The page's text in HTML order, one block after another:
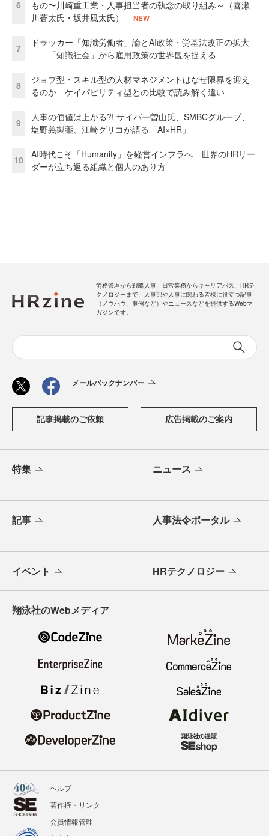
6
もの〜川崎重工業・人事担当者の執念の取り組み～（喜瀬
川蒼太氏・坂井風太氏）
NEW
7
ドラッカー「知識労働者」論とAI政策・労基法改正の拡大
——「知識社会」から雇用政策の世界観を捉える
8
ジョブ型・スキル型の人材マネジメントはなぜ限界を迎え
るのか ケイパビリティ型との比較で読み解く違い
9
人事の価値は上がる?! サイバー曽山氏、SMBCグループ、
塩野義製薬、江崎グリコが語る「AI×HR」
10
AI時代こそ「Humanity」を経営インフラへ 世界のHRリー
ダーが立ち返る組織と個人のあり方
労務管理から戦略人事、日常業務からキャリアパス、HRテ
クノロジーまで、人事部や人事に関わる皆様に役立つ記事
（ノウハウ、事例など）やニュースなどを提供するWebマ
ガジンです。
メールバックナンバー
記事掲載のご依頼 広告掲載のご案内
特集 ニュース
記事 人事法令ポータル
イベント HRテクノロジー
翔泳社のWebメディア
ヘルプ
著作権・リンク
会員情報管理